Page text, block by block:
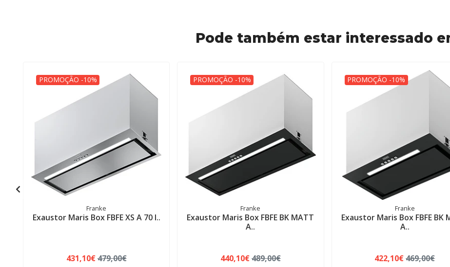
Pode também estar interessado
PROMOÇÃO -10%
Franke
Exaustor Maris Box FBFE XS A 70 I..
431,10€479,00€
PROMOÇÃO -10%
Franke
Exaustor Maris Box FBFE BK MATT
A..
440,10€489,00€
PROMOÇÃO -10%
Franke
Exaustor Maris Box FBFE BK
A..
422,10€469,00€